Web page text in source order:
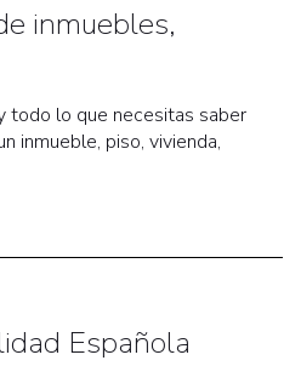
inmuebles,
todo lo que necesitas saber
inmueble, piso, vivienda,
Española